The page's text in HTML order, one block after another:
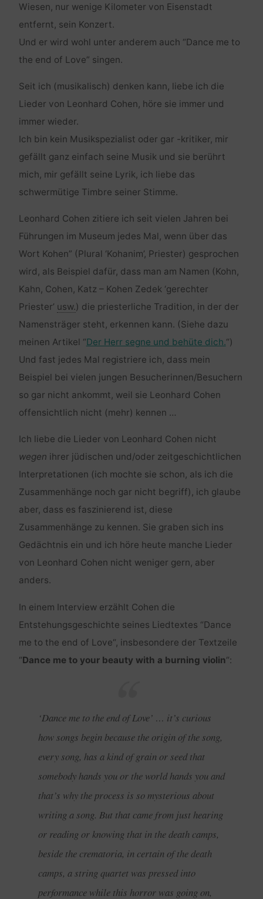
Wiesen, nur wenige Kilometer von Eisenstadt
entfernt, sein Konzert.
Und er wird wohl unter anderem auch “Dance me to
the end of Love” singen.
Seit ich (musikalisch) denken kann, liebe ich die
Lieder von Leonhard Cohen, höre sie immer und
immer wieder.
Ich bin kein Musikspezialist oder gar -kritiker, mir
gefällt ganz einfach seine Musik und sie berührt
mich, mir gefällt seine Lyrik, ich liebe das
schwermütige Timbre seiner Stimme.
Leonhard Cohen zitiere ich seit vielen Jahren bei
Führungen im Museum jedes Mal, wenn über das
Wort Kohen” (Plural ‘Kohanim’, Priester) gesprochen
wird, als Beispiel dafür, dass man am Namen (Kohn,
Kahn, Cohen, Katz – Kohen Zedek ‘gerechter
Priester’ usw.) die priesterliche Tradition, in der der
Namensträger steht, erkennen kann. (Siehe dazu
meinen Artikel “Der Herr segne und behüte dich.“)
Und fast jedes Mal registriere ich, dass mein
Beispiel bei vielen jungen Besucherinnen/Besuchern
so gar nicht ankommt, weil sie Leonhard Cohen
offensichtlich nicht (mehr) kennen …
Ich liebe die Lieder von Leonhard Cohen nicht
wegen ihrer jüdischen und/oder zeitgeschichtlichen
Interpretationen (ich mochte sie schon, als ich die
Zusammenhänge noch gar nicht begriff), ich glaube
aber, dass es faszinierend ist, diese
Zusammenhänge zu kennen. Sie graben sich ins
Gedächtnis ein und ich höre heute manche Lieder
von Leonhard Cohen nicht weniger gern, aber
anders.
In einem Interview erzählt Cohen die
Entstehungsgeschichte seines Liedtextes “Dance
me to the end of Love“, insbesondere der Textzeile
“Dance me to your beauty with a burning violin“:
‘Dance me to the end of Love’ … it’s curious
how songs begin because the origin of the song,
every song, has a kind of grain or seed that
somebody hands you or the world hands you and
that’s why the process is so mysterious about
writing a song. But that came from just hearing
or reading or knowing that in the death camps,
beside the crematoria, in certain of the death
camps, a string quartet was pressed into
performance while this horror was going on,